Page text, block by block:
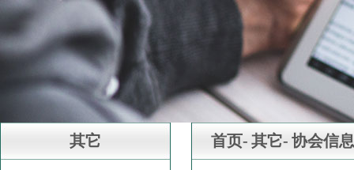
其它 首页- 其它- 协会信息